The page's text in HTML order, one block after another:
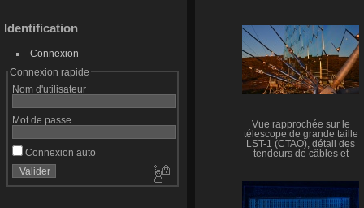
Identification
Connexion
Connexion rapide
Nom d'utilisateur
Mot de passe
Connexion auto
Vue rapprochée sur le
télescope de grande taille
LST-1 (CTAO), détail des
tendeurs de câbles et